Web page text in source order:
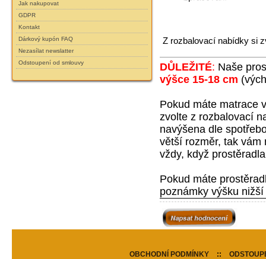
Jak nakupovat
GDPR
Kontakt
Dárkový kupón FAQ
Nezasílat newslatter
Odstoupení od smlouvy
Z rozbalovací nabídky si
DŮLEŽITÉ: Naše
výšce 15-18 cm (výc
Pokud máte matrace
zvolte z rozbalovací
navýšena dle
větší rozměr, tak vám
vždy, když
Pokud máte
poznámky výšku
OBCHODNÍ PODMÍNKY ::